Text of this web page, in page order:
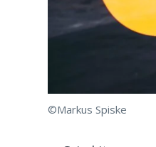
©Markus Spiske